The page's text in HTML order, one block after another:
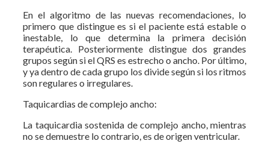
En el algoritmo de las nuevas recomendaciones, lo
primero que distingue es si el paciente está estable o
inestable, lo que determina la primera decisión
terapéutica. Posteriormente distingue dos grandes
grupos según si el QRS es estrecho o ancho. Por último,
y ya dentro de cada grupo los divide según si los ritmos
son regulares o irregulares.
Taquicardias de complejo ancho:
La taquicardia sostenida de complejo ancho, mientras
no se demuestre lo contrario, es de origen ventricular.